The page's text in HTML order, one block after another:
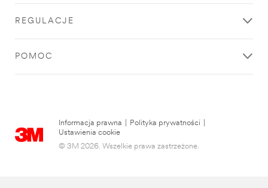
REGULACJE
POMOC
Informacja prawna Polityka prywatności
Ustawienia cookie
© 3M 2026. Wszelkie prawa zastrzeżone.